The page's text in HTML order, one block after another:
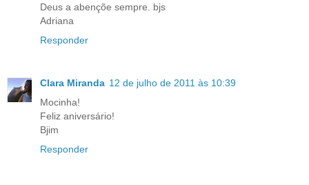
Deus a abençõe sempre. bjs
Adriana
Responder
Clara Miranda 12 de julho de 2011 às 10:39
Mocinha!
Feliz aniversário!
Bjim
Responder